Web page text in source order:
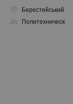
Берестейський
Политехнический